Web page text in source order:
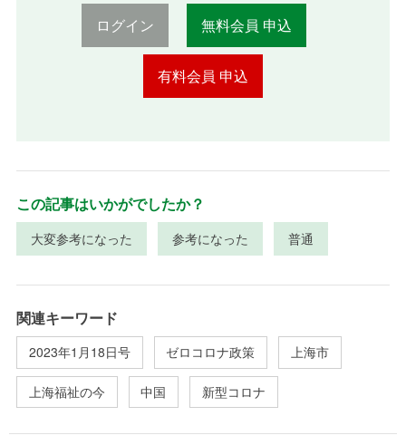
ログイン 無料会員 申込
有料会員 申込
この記事はいかがでしたか？
大変参考になった 参考になった 普通
関連キーワード
2023年1月18日号 ゼロコロナ政策 上海市
上海福祉の今 中国 新型コロナ